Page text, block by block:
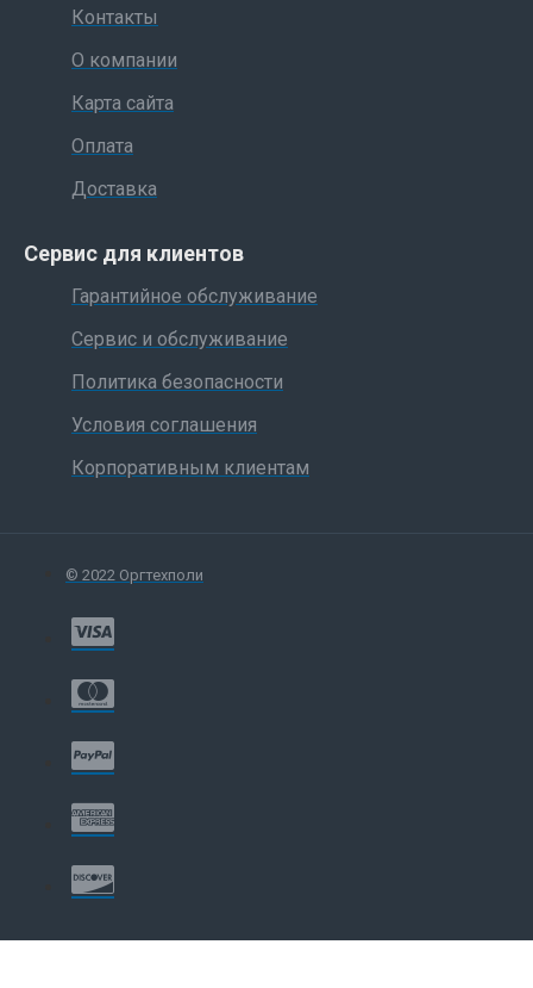
Контакты
О компании
Карта сайта
Оплата
Доставка
Сервис для клиентов
Гарантийное обслуживание
Сервис и обслуживание
Политика безопасности
Условия соглашения
Корпоративным клиентам
© 2022 Оргтехполи